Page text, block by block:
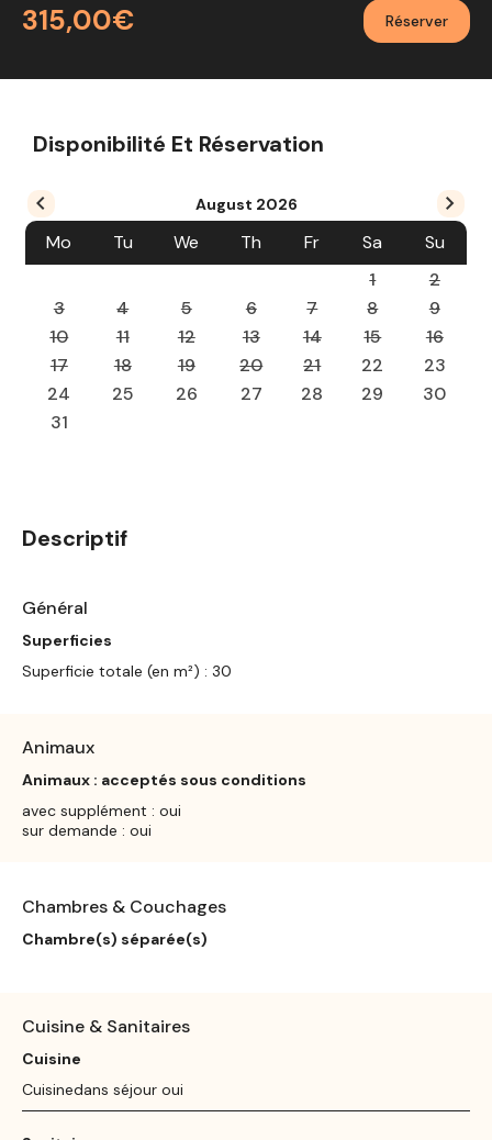
315,00€ Réserver
Disponibilité Et Réservation
August 2026
Mo Tu We Th Fr Sa
Su
1
2
3
4 5 6 7 8
9
10
11 12 13 14 15
16
17
18 19 20 21 22
23
24
25 26 27 28 29
30
31
Descriptif
Général
Superficies
Superficie totale (en m²) : 30
Animaux
Animaux : acceptés sous conditions
avec supplément : oui
sur demande : oui
Chambres & Couchages
Chambre(s) séparée(s)
Cuisine & Sanitaires
Cuisine
Cuisinedans séjour oui